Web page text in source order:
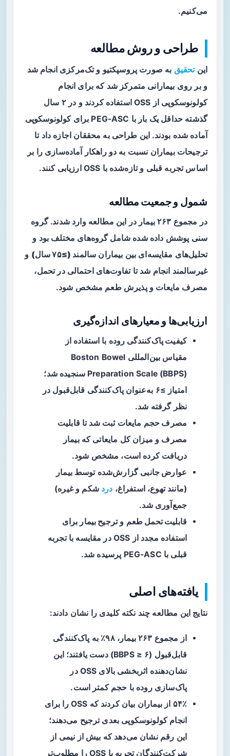
می‌کنیم.
طراحی و روش مطالعه
اینتحقیق به صورت پروسپکتیو و تک‌مرکزی انجام شد
و بر روی بیمارانی متمرکز شد که برای انجام
کولونوسکوپی از OSS استفاده کردند و در ۲ سال
گذشته حداقل یک بار با PEG-ASC برای کولونوسکوپی
آماده شده بودند. این طراحی به محققان اجازه داد تا
ترجیحات بیماران نسبت به دو راهکار آماده‌سازی را بر
اساس تجربه قبلی و تازه‌شده با OSS ارزیابی کنند.
شمول و جمعیت مطالعه
در مجموع ۲۶۳ بیمار در این مطالعه وارد شدند. گروه
سنی پوشش داده شده شامل گروه‌های مختلف بود و
تحلیل‌های مقایسه‌ای بین بیماران سالمند (≥۷۵ سال)
و
غیرسالمند انجام شد تا تفاوت‌های احتمالی در تحمل،
مصرف مایعات و پذیرش طعم مشخص شود.
ارزیابی‌ها و معیارهای اندازه‌گیری
کیفیت پاک‌کنندگی روده با استفاده از
مقیاس بین‌المللی Boston Bowel
Preparation Scale (BBPS) سنجیده شد؛
امتیاز ≥۶ به‌عنوان پاک‌کنندگی قابل‌قبول در
نظر گرفته شد.
مصرف حجم مایعات ثبت شد تا قابلیت
مصرف و میزان کل مایعاتی که بیمار
دریافت کرده است، مشخص شود.
عوارض جانبی گزارش‌شده توسط بیمار
(مانند تهوع، استفراغ، درد شکم و غیره)
جمع‌آوری شد.
قابلیت تحمل طعم وترجیح بیمار برای
استفاده مجدد از OSS در مقایسه با تجربه
قبلی با PEG-ASC پرسیده شد.
یافته‌های اصلی
نتایج این مطالعه چند نکته کلیدی را نشان دادند:
از مجموع ۲۶۳ بیمار، ۹۸٪
به پاک‌کنندگی
قابل‌قبول (BBPS ≥ ۶) دست یافتند؛ این
نشان‌دهنده اثربخشی بالای OSS در
پاک‌سازی روده با حجم کمتر است.
۵۴٪
از بیماران بیان کردند که OSS را برای
انجام کولونوسکوپی بعدی ترجیح می‌دهند؛
این رقم نشان می‌دهد که بیش از نیمی از
شرکت‌کنندگان تجربه با OSS را مطلوب‌تر